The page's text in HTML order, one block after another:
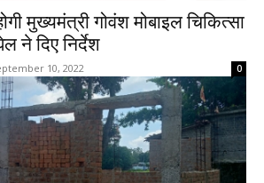
मुख्यमंत्री गोवंश मोबाइल चिकित्सा
ने दिए निर्देश
10, 2022 0